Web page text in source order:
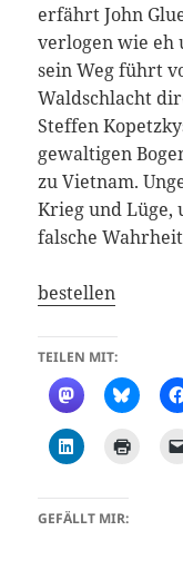
erfährt John
verlogen wie eh
sein Weg führt
Waldschlacht
Steffen
gewaltigen
zu Vietnam.
Krieg und Lüge,
falsche
bestellen
TEILEN MIT:
GEFÄLLT MIR: